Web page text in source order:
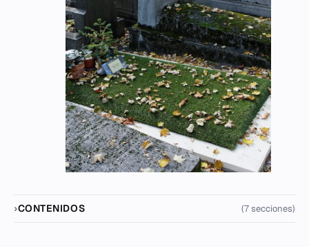
CONTENIDOS (7 secciones)